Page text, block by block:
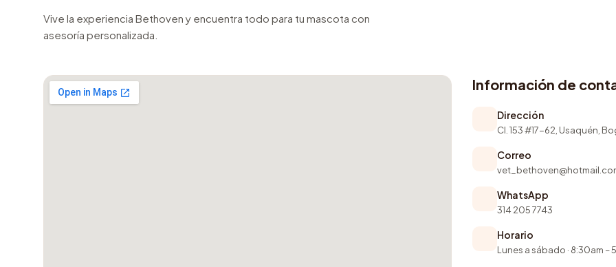
Vive la experiencia Bethoven y encuentra todo para tu mascota con
asesoría personalizada.
Información de
Dirección
Cl. 153 #17-62, Usaquén,
Correo
WhatsApp
314 205 7743
Horario
Lunes a sábado · 8:30am –